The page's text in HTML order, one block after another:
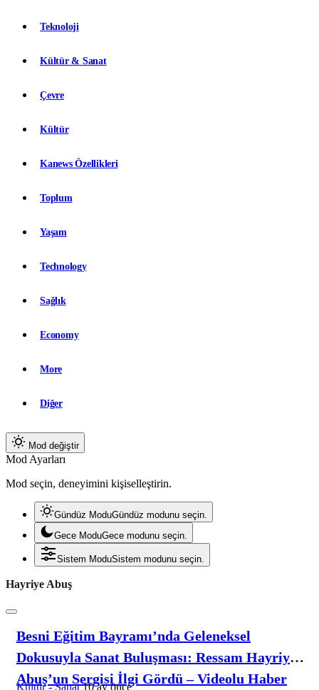
Teknoloji
Kültür & Sanat
Çevre
Kültür
Kanews Özellikleri
Toplum
Yaşam
Technology
Sağlık
Economy
More
Diğer
Mod değiştir
Mod Ayarları
Mod seçin, deneyimini kişiselleştirin.
Gündüz ModuGündüz modunu seçin.
Gece ModuGece modunu seçin.
Sistem ModuSistem modunu seçin.
Hayriye Abuş
Besni Eğitim Bayramı’nda Geleneksel
Dokusuyla Sanat Buluşması: Ressam Hayriye
Abuş’un Sergisi İlgi Gördü – Videolu Haber
Kültür - Sanat 10 ay önce